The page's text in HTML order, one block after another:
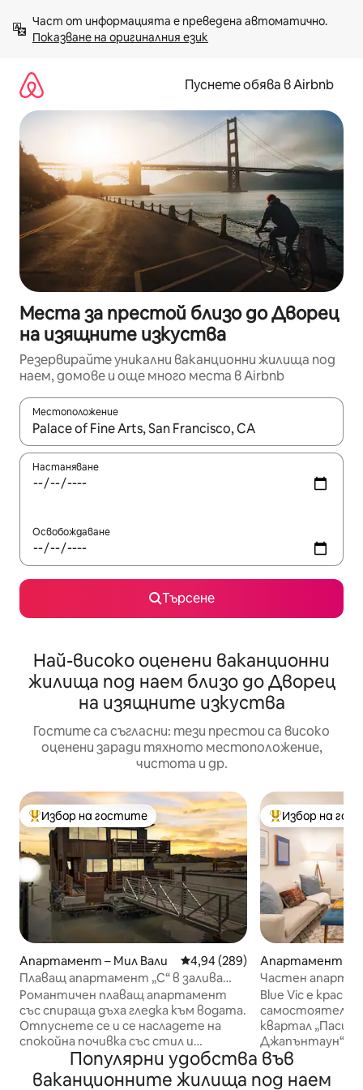
към
съдържанието
Показване на оригиналния език
Пуснете обява в Airbnb
Места за престой близо до Дворец
на изящните изкуства
Резервирайте уникални ваканционни жилища под
наем, домове и още много места в Airbnb
Местоположение
Когато резултатите се покажат, използвайте
Настаняване
Освобождаване
Търсене
Най-високо оценени ваканционни
жилища под наем близо до Дворец
на изящните изкуства
Гостите са съгласни: тези престои са високо
оценени заради тяхното местоположение,
чистота и др.
Най-популярен избор на гостите
Избор на гостите
Апартамент – Мил Вали Средна оценка: 4,94 от 5,
4,94 (289)
Плаващ апартамент „C“ в залива
Ричардсън в Саусалито
Романтичен плаващ апартамент
със спираща дъха гледка към водата.
Отпуснете се и се насладете на
спокойна почивка със стил и
комфорт. Уловете изгрева от супер
удобното си двойно ЛЕГЛО или се
Най-популярен
Избор на
Апартамент за
ан Франциско
Частен
Japantown
Blue Vic е
квартал
Джапънтаун“ в
Целта ни е да
организиран
Популярни удобства във
ваканционните жилища под наем